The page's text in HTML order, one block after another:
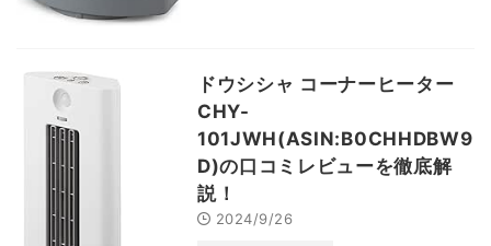
ドウシシャ コーナーヒーター
CHY-
101JWH(ASIN:B0CHHDBW9
D)の口コミレビューを徹底解
説！
2024/9/26